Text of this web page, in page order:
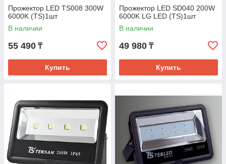
Прожектор LED TS008 300W
6000K (TS)1шт
В наличии
55 490 ₸
Купить
Прожектор LED SD040 200W
6000K LG LED (TS)1шт
В наличии
49 980 ₸
Купить